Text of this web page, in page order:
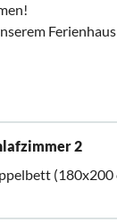
2
(180x200